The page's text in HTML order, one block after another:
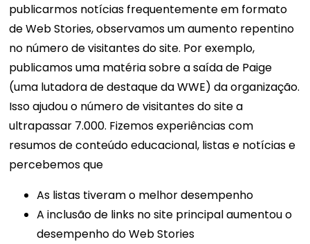
publicarmos notícias frequentemente em formato
de Web Stories, observamos um aumento repentino
no número de visitantes do site. Por exemplo,
publicamos uma matéria sobre a saída de Paige
(uma lutadora de destaque da WWE) da organização.
Isso ajudou o número de visitantes do site a
ultrapassar 7.000. Fizemos experiências com
resumos de conteúdo educacional, listas e notícias e
percebemos que
As listas tiveram o melhor desempenho
A inclusão de links no site principal aumentou o
desempenho do Web Stories